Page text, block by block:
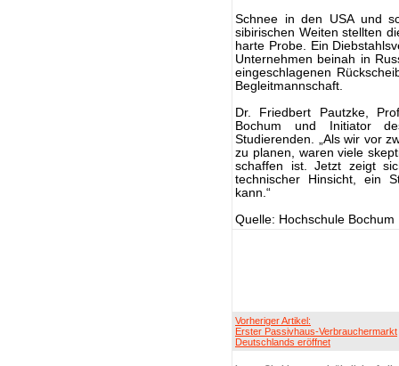
Schnee in den USA und
sibirischen Weiten stellten
harte Probe. Ein
Unternehmen beinah in
eingeschlagenen
Begleitmannschaft.
Dr. Friedbert Pautzke,
Bochum und Initiator
Studierenden. „Als wir vor
zu planen, waren viele
schaffen ist. Jetzt zeigt
technischer Hinsicht, ein
kann.“
Quelle: Hochschule Bochum
Vorheriger Artikel:
Erster Passivhaus-Verbrauchermarkt
Deutschlands eröffnet